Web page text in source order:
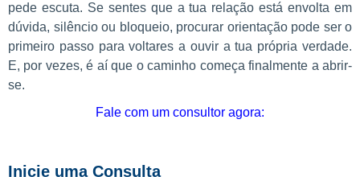
pede escuta. Se sentes que a tua relação está envolta em
dúvida, silêncio ou bloqueio, procurar orientação pode ser o
primeiro passo para voltares a ouvir a tua própria verdade.
E, por vezes, é aí que o caminho começa finalmente a abrir-
se.
Fale com um consultor agora:
Inicie uma Consulta